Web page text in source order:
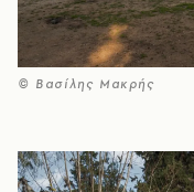
© Βασίλης Μακρής